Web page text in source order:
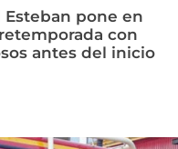
Esteban pone en
con
antes del inicio